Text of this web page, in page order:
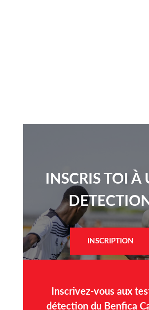
INSCRIS TOI À
DETECTION​
INSCRIPTION
Inscrivez-vous aux
détection du Benfica